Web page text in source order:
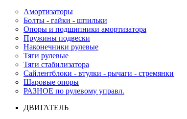
Амортизаторы
Болты - гайки - шпильки
Опоры и подшипники амортизатора
Пружины подвески
Наконечники рулевые
Тяги рулевые
Тяги стабилизатора
Сайлентблоки - втулки - рычаги - стремянки
Шаровые опоры
РАЗНОЕ по рулевому управл.
ДВИГАТЕЛЬ